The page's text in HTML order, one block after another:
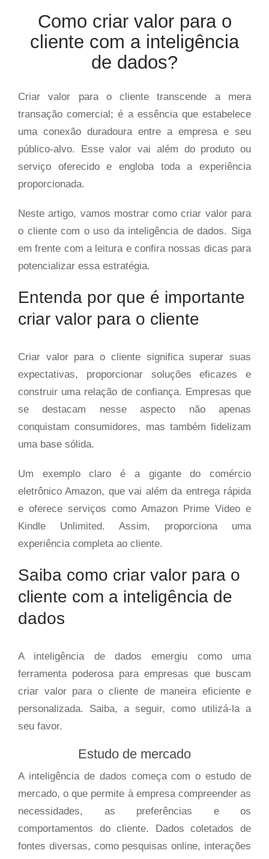
Como criar valor para o
cliente com a inteligência
de dados?
Criar valor para o cliente transcende a mera
transação comercial; é a essência que estabelece
uma conexão duradoura entre a empresa e seu
público-alvo. Esse valor vai além do produto ou
serviço oferecido e engloba toda a experiência
proporcionada.
Neste artigo, vamos mostrar como criar valor para
o cliente com o uso da inteligência de dados. Siga
em frente com a leitura e confira nossas dicas para
potencializar essa estratégia.
Entenda por que é importante
criar valor para o cliente
Criar valor para o cliente significa superar suas
expectativas, proporcionar soluções eficazes e
construir uma relação de confiança. Empresas que
se destacam nesse aspecto não apenas
conquistam consumidores, mas também fidelizam
uma base sólida.
Um exemplo claro é a gigante do comércio
eletrônico Amazon, que vai além da entrega rápida
e oferece serviços como Amazon Prime Video e
Kindle Unlimited. Assim, proporciona uma
experiência completa ao cliente.
Saiba como criar valor para o
cliente com a inteligência de
dados
A inteligência de dados emergiu como uma
ferramenta poderosa para empresas que buscam
criar valor para o cliente de maneira eficiente e
personalizada. Saiba, a seguir, como utilizá-la a
seu favor.
Estudo de mercado
A inteligência de dados começa com o estudo de
mercado, o que permite à empresa compreender as
necessidades, as preferências e os
comportamentos do cliente. Dados coletados de
fontes diversas, como pesquisas online, interações